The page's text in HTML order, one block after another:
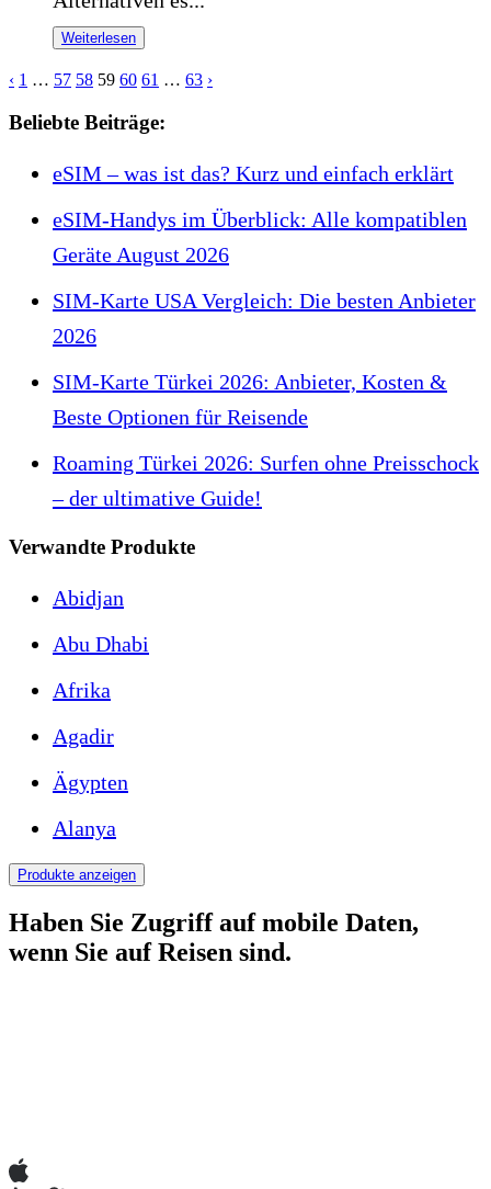
Weiterlesen
‹ 1 … 57 58 59 60 61 … 63 ›
Beliebte Beiträge:
eSIM – was ist das? Kurz und einfach erklärt
eSIM-Handys im Überblick: Alle kompatiblen
Geräte August 2026
SIM-Karte USA Vergleich: Die besten Anbieter
2026
SIM-Karte Türkei 2026: Anbieter, Kosten &
Beste Optionen für Reisende
Roaming Türkei 2026: Surfen ohne Preisschock
– der ultimative Guide!
Verwandte Produkte
Abidjan
Abu Dhabi
Afrika
Agadir
Ägypten
Alanya
Produkte anzeigen
Haben Sie Zugriff auf mobile Daten,
wenn Sie auf Reisen sind.